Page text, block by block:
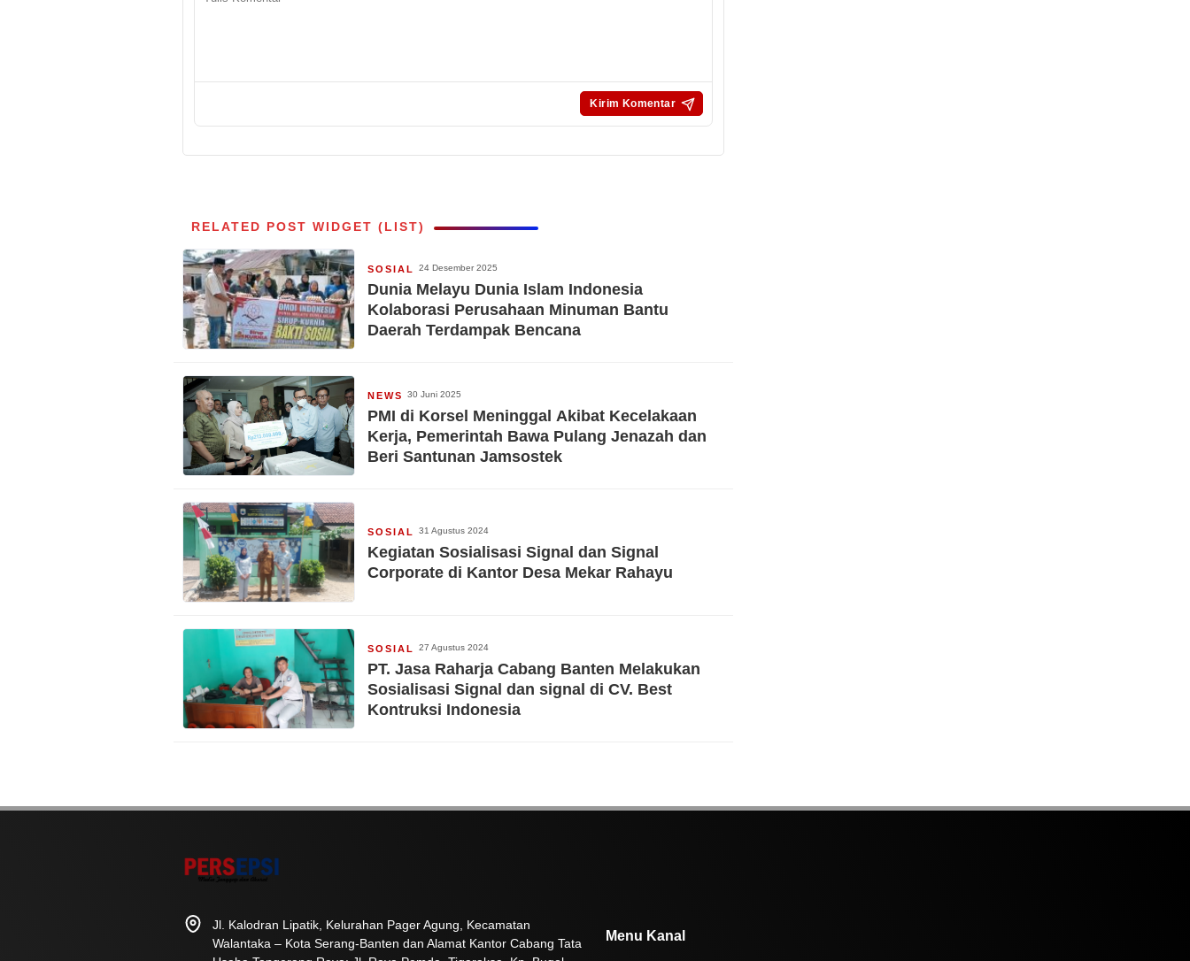
RELATED POST WIDGET (LIST)
SOSIAL 24 Desember 2025
Dunia Melayu Dunia Islam Indonesia
Kolaborasi Perusahaan Minuman Bantu
Daerah Terdampak Bencana
NEWS 30 Juni 2025
PMI di Korsel Meninggal Akibat Kecelakaan
Kerja, Pemerintah Bawa Pulang Jenazah dan
Beri Santunan Jamsostek
SOSIAL 31 Agustus 2024
Kegiatan Sosialisasi Signal dan Signal
Corporate di Kantor Desa Mekar Rahayu
SOSIAL 27 Agustus 2024
PT. Jasa Raharja Cabang Banten Melakukan
Sosialisasi Signal dan signal di CV. Best
Kontruksi Indonesia
Jl. Kalodran Lipatik, Kelurahan Pager Agung, Kecamatan
Walantaka – Kota Serang-Banten dan Alamat Kantor Cabang Tata
Menu Kanal